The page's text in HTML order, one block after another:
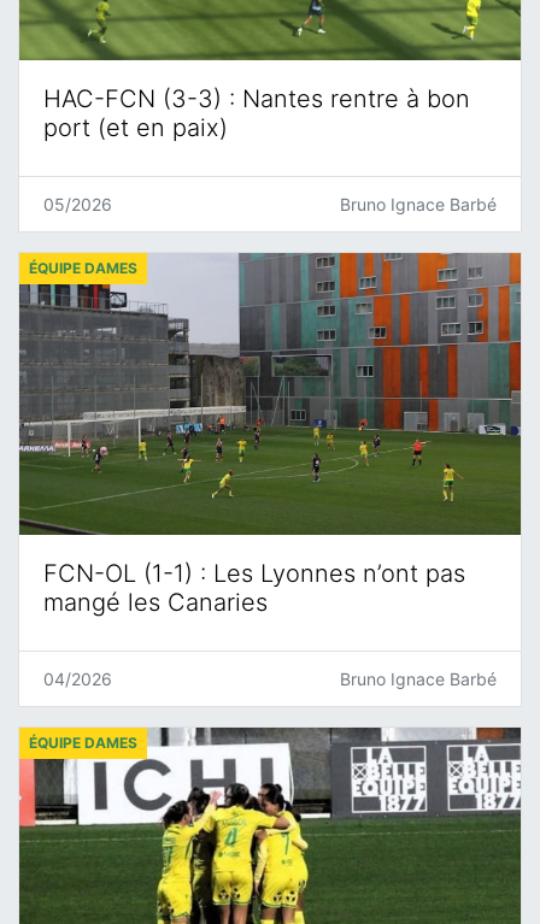
HAC-FCN (3-3) : Nantes rentre à bon
port (et en paix)
05/2026 Bruno Ignace Barbé
FCN-OL (1-1) : Les Lyonnes n’ont pas
mangé les Canaries
ÉQUIPE DAMES
04/2026 Bruno Ignace Barbé
ÉQUIPE DAMES